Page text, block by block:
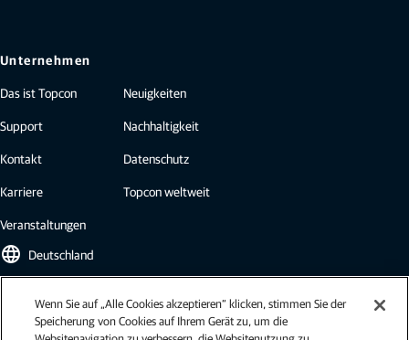
Unternehmen
Das ist Topcon
Support
Kontakt
Karriere
Veranstaltungen
Neuigkeiten
Nachhaltigkeit
Datenschutz
Topcon weltweit
language Deutschland
Topcon Newsletter
Wenn Sie auf „Alle Cookies akzeptieren“ klicken, stimmen Sie der
Speicherung von Cookies auf Ihrem Gerät zu, um die